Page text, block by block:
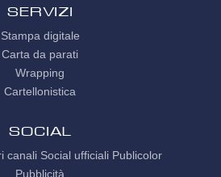
Servizi
Stampa digitale
Carta da parati
Wrapping
Cartellonistica
SOCIAL
canali Social ufficiali Publicolor
Pubblicità